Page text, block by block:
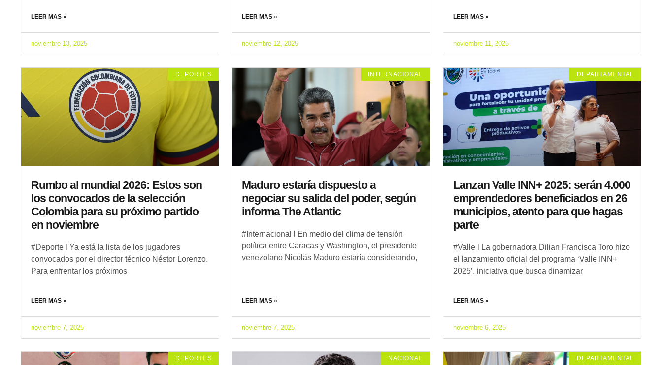
LEER MAS »
noviembre 13, 2025
LEER MAS »
noviembre 12, 2025
LEER MAS »
noviembre 11, 2025
DEPORTES
Rumbo al mundial 2026: Estos son
los convocados de la selección
Colombia para su próximo partido
en noviembre
#Deporte l Ya está la lista de los jugadores
convocados por el director técnico Néstor Lorenzo.
Para enfrentar los próximos
LEER MAS »
noviembre 7, 2025
INTERNACIONAL
Maduro estaría dispuesto a
negociar su salida del poder, según
informa The Atlantic
#Internacional l En medio del clima de tensión
política entre Caracas y Washington, el presidente
venezolano Nicolás Maduro estaría considerando,
LEER MAS »
noviembre 7, 2025
DEPARTAMENTAL
Lanzan Valle INN+ 2025: serán 4.000
emprendedores beneficiados en 26
municipios, atento para que hagas
parte
#Valle l La gobernadora Dilian Francisca Toro hizo
el lanzamiento oficial del programa ‘Valle INN+
2025’, iniciativa que busca dinamizar
LEER MAS »
noviembre 6, 2025
DEPORTES NACIONAL DEPARTAMENTAL